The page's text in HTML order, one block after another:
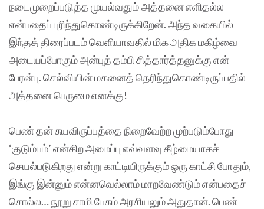
நடைமுறைப்படுத்த முயல்வதும் அத்தனை எளிதல்ல
என்பதைப் புரிந்துகொண்டிருக்கிறேன். அந்த வகையில்
இந்தத் திரைப்படம் வெளியாவதில் மிக அதிக மகிழ்வை
அடையப்போகும் அன்புத் தம்பி சித்தார்த்தனுக்கு என்
பேரன்பு. செல்வியின் மகனைத் தெரிந்துகொண்டிருப்பதில்
அத்தனை பெருமை எனக்கு!
பெண் தன் சுயவிருப்பத்தை நிறைவேற்ற முற்படும்போது
‘குடும்பம்’ என்கிற அமைப்பு எவ்வளவு கீழ்மையாகச்
செயல்படுகிறது என்று காட்டியிருக்கும் ஒரு காட்சி போதும்,
இங்கு இன்னும் என்னவெல்லாம் மாறவேண்டும் என்பதைச்
சொல்ல… நூறு சாமி பேசும் அரசியலும் அதுதான். பெண்